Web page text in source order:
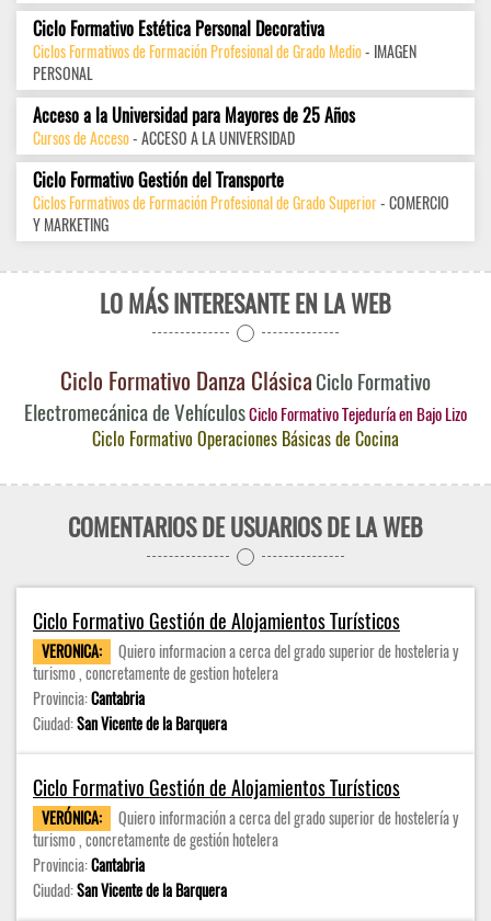
Ciclo Formativo Estética Personal Decorativa
Ciclos Formativos de Formación Profesional de Grado Medio- IMAGEN
PERSONAL
Acceso a la Universidad para Mayores de 25 Años
Cursos de Acceso- ACCESO A LA UNIVERSIDAD
Ciclo Formativo Gestión del Transporte
Ciclos Formativos de Formación Profesional de Grado Superior- COMERCIO
Y MARKETING
LO MÁS INTERESANTE EN LA WEB
Ciclo Formativo Danza ClásicaCiclo Formativo
Electromecánica de VehículosCiclo Formativo Tejeduría en Bajo Lizo
Ciclo Formativo Operaciones Básicas de Cocina
COMENTARIOS DE USUARIOS DE LA WEB
Ciclo Formativo Gestión de Alojamientos Turísticos
VERONICA:
Quiero informacion a cerca del grado superior de hosteleri­a y
turismo , concretamente de gestion hotelera
Provincia:Cantabria
Ciudad:San Vicente de la Barquera
Ciclo Formativo Gestión de Alojamientos Turísticos
VERÓNICA:
Quiero información a cerca del grado superior de hostelería y
turismo , concretamente de gestión hotelera
Provincia:Cantabria
Ciudad:San Vicente de la Barquera